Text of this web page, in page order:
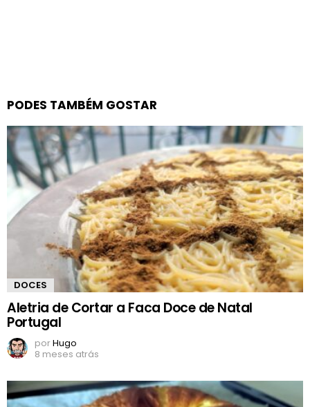
PODES TAMBÉM GOSTAR
DOCES
Aletria de Cortar a Faca Doce de Natal
Portugal
porHugo
8 meses atrás